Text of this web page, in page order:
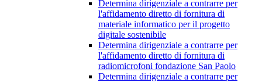
Determina dirigenziale a contrarre per
l'affidamento diretto di fornitura di
materiale informatico per il progetto
digitale sostenibile
Determina dirigenziale a contrarre per
l'affidamento diretto di fornitura di
radiomicrofoni fondazione San Paolo
Determina dirigenziale a contrarre per